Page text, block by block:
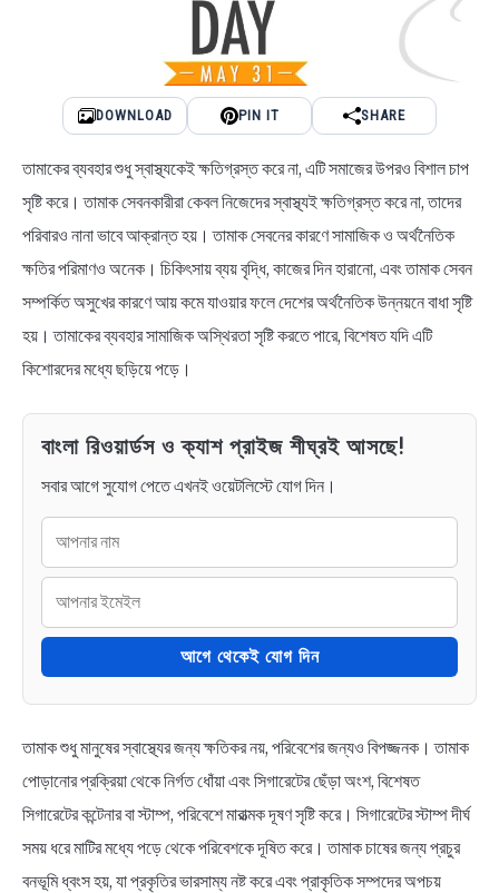
DOWNLOAD PIN IT SHARE
তামাকের ব্যবহার শুধু স্বাস্থ্যকেই ক্ষতিগ্রস্ত করে না, এটি সমাজের উপরও বিশাল চাপ
সৃষ্টি করে। তামাক সেবনকারীরা কেবল নিজেদের স্বাস্থ্যই ক্ষতিগ্রস্ত করে না, তাদের
পরিবারও নানা ভাবে আক্রান্ত হয়। তামাক সেবনের কারণে সামাজিক ও অর্থনৈতিক
ক্ষতির পরিমাণও অনেক। চিকিৎসায় ব্যয় বৃদ্ধি, কাজের দিন হারানো, এবং তামাক সেবন
সম্পর্কিত অসুখের কারণে আয় কমে যাওয়ার ফলে দেশের অর্থনৈতিক উন্নয়নে বাধা সৃষ্টি
হয়। তামাকের ব্যবহার সামাজিক অস্থিরতা সৃষ্টি করতে পারে, বিশেষত যদি এটি
কিশোরদের মধ্যে ছড়িয়ে পড়ে।
বাংলা রিওয়ার্ডস ও ক্যাশ প্রাইজ শীঘ্রই আসছে!
সবার আগে সুযোগ পেতে এখনই ওয়েটলিস্টে যোগ দিন।
আগে থেকেই যোগ দিন
তামাক শুধু মানুষের স্বাস্থ্যের জন্য ক্ষতিকর নয়, পরিবেশের জন্যও বিপজ্জনক। তামাক
পোড়ানোর প্রক্রিয়া থেকে নির্গত ধোঁয়া এবং সিগারেটের ছেঁড়া অংশ, বিশেষত
সিগারেটের কন্টেনার বা স্টাম্প, পরিবেশে মারাত্মক দূষণ সৃষ্টি করে। সিগারেটের স্টাম্প দীর্ঘ
সময় ধরে মাটির মধ্যে পড়ে থেকে পরিবেশকে দূষিত করে। তামাক চাষের জন্য প্রচুর
বনভূমি ধ্বংস হয়, যা প্রকৃতির ভারসাম্য নষ্ট করে এবং প্রাকৃতিক সম্পদের অপচয়